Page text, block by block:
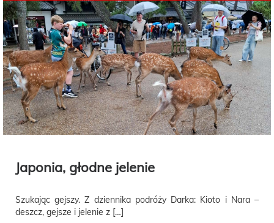
Japonia, głodne jelenie
Szukając gejszy. Z dziennika podróży Darka: Kioto i Nara –
deszcz, gejsze i jelenie z […]